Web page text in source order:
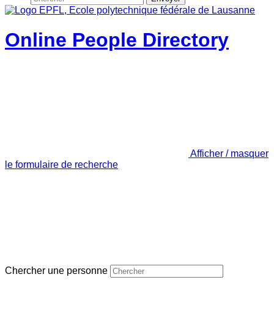
Online People Directory
Afficher / masquer
le formulaire de recherche
Chercher une personne